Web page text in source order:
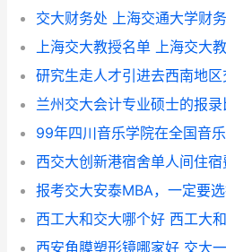
交大财务处 上海交通大学财
上海交大教授名单 上海交大
西工大和交大哪个好 西工大
西安角膜塑形镜哪家好 交大